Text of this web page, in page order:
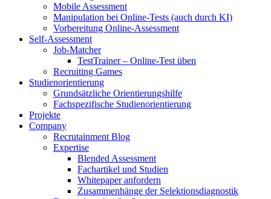
Mobile Assessment
Manipulation bei Online-Tests (auch durch KI)
Vorbereitung Online-Assessment
Self-Assessment
Job-Matcher
TestTrainer – Online-Test üben
Recruiting Games
Studienorientierung
Grundsätzliche Orientierungshilfe
Fachspezifische Studienorientierung
Projekte
Company
Recrutainment Blog
Expertise
Blended Assessment
Fachartikel und Studien
Whitepaper anfordern
Zusammenhänge der Selektionsdiagnostik